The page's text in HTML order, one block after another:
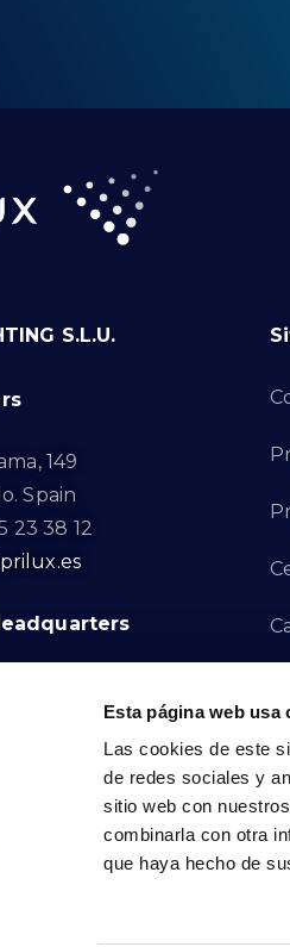
Esta página web usa
Las cookies de este
de redes sociales y
sitio web con
combinarla con otra
que haya hecho de
S.L.U.
149
Spain
23 38 12
d’Hortons.
23 29